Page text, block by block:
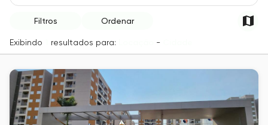
Filtros Ordenar
Exibindo resultados para: -